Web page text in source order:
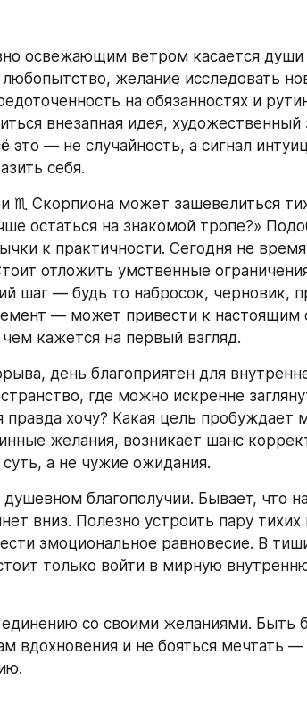
освежающим ветром касается души
желание исследовать
на обязанностях и
внезапная идея,
это — не случайность, а сигнал
себя.
♏ Скорпиона может зашевелиться
остаться на знакомой тропе?»
к практичности. Сегодня не
отложить умственные
шаг — будь то набросок, черновик,
— может привести к настоящим
кажется на первый взгляд.
день благоприятен для
где можно искренне
правда хочу? Какая цель пробуждает
желания, возникает шанс
а не чужие ожидания.
благополучии. Бывает, что
вниз. Полезно устроить пару тихих
эмоциональное равновесие. В
только войти в мирную
единению со своими желаниями. Быть
вдохновения и не бояться мечтать